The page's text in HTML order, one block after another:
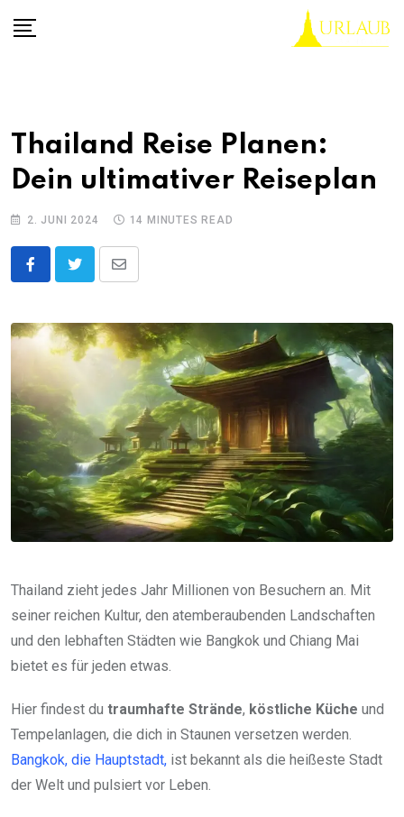
Thailand Reise Planen:
Dein ultimativer Reiseplan
2. JUNI 2024 14 MINUTES READ
Share
Email
Thailand zieht jedes Jahr Millionen von Besuchern an. Mit
seiner reichen Kultur, den atemberaubenden Landschaften
und den lebhaften Städten wie Bangkok und Chiang Mai
bietet es für jeden etwas.
Hier findest du traumhafte Strände, köstliche Küche und
Tempelanlagen, die dich in Staunen versetzen werden.
Bangkok, die Hauptstadt, ist bekannt als die heißeste Stadt
der Welt und pulsiert vor Leben.